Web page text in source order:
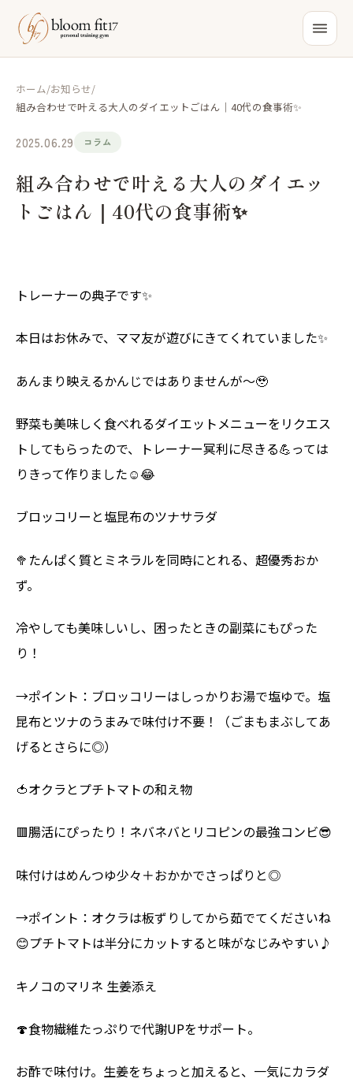
ホーム/お知らせ/
組み合わせで叶える大人のダイエットごはん｜40代の食事術✨
2025.06.29 コラム
組み合わせで叶える大人のダイエッ
トごはん｜40代の食事術✨
トレーナーの典子です✨
本日はお休みで、ママ友が遊びにきてくれていました✨
あんまり映えるかんじではありませんが〜🥹
野菜も美味しく食べれるダイエットメニューをリクエス
トしてもらったので、トレーナー冥利に尽きる💪っては
りきって作りました☺️😂
ブロッコリーと塩昆布のツナサラダ
🥦たんぱく質とミネラルを同時にとれる、超優秀おか
ず。
冷やしても美味しいし、困ったときの副菜にもぴった
り！
→ポイント：ブロッコリーはしっかりお湯で塩ゆで。塩
昆布とツナのうまみで味付け不要！（ごまもまぶしてあ
げるとさらに◎）
🍅オクラとプチトマトの和え物
🟥腸活にぴったり！ネバネバとリコピンの最強コンビ😎
味付けはめんつゆ少々＋おかかでさっぱりと◎
→ポイント：オクラは板ずりしてから茹でてくださいね
😊プチトマトは半分にカットすると味がなじみやすい♪
キノコのマリネ 生姜添え
🍄食物繊維たっぷりで代謝UPをサポート。
お酢で味付け。生姜をちょっと加えると、一気にカラダ